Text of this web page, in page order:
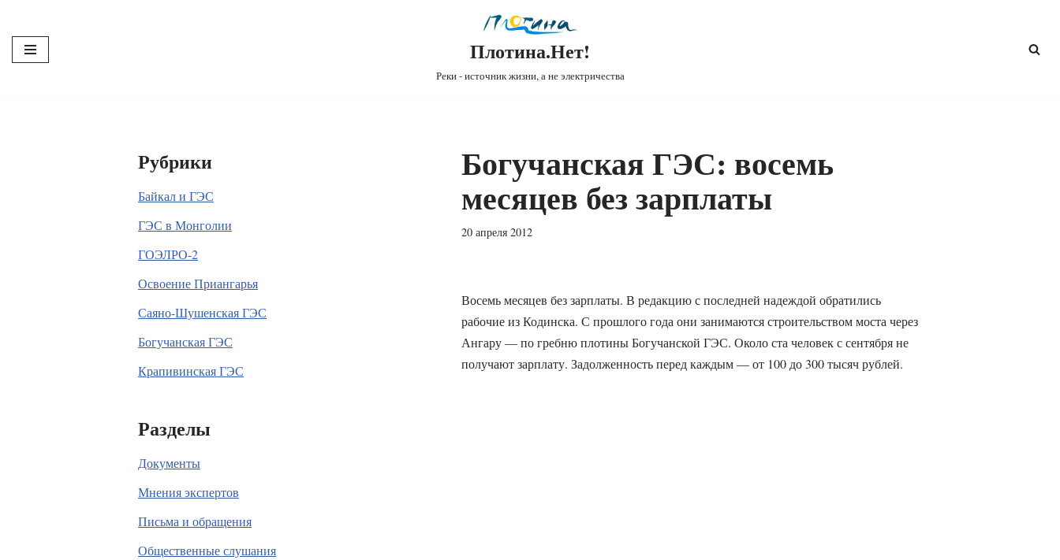
Перейти
к
Плотина.Нет!
Реки - источник жизни, а не электричества
Рубрики
Байкал и ГЭС
ГЭС в Монголии
ГОЭЛРО-2
Освоение Приангарья
Саяно-Шушенская ГЭС
Богучанская ГЭС
Крапивинская ГЭС
Разделы
Документы
Мнения экспертов
Письма и обращения
Общественные слушания
Богучанская ГЭС: восемь
месяцев без зарплаты
20 апреля 2012
Восемь месяцев без зарплаты. В редакцию с последней надеждой обратились
рабочие из Кодинска. С прошлого года они занимаются строительством моста через
Ангару — по гребню плотины Богучанской ГЭС. Около ста человек с сентября не
получают зарплату. Задолженность перед каждым — от 100 до 300 тысяч рублей.